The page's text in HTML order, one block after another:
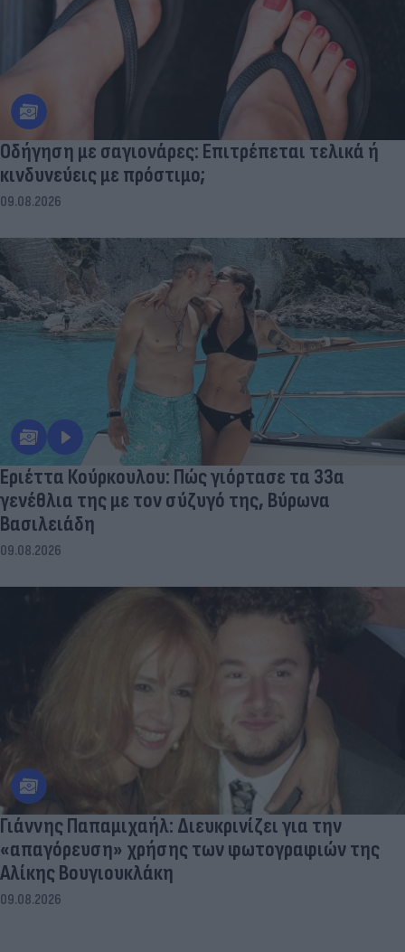
Οδήγηση με σαγιονάρες: Επιτρέπεται τελικά ή
κινδυνεύεις με πρόστιμο;
09.08.2026
Εριέττα Κούρκουλου: Πώς γιόρτασε τα 33α
γενέθλια της με τον σύζυγό της, Βύρωνα
Βασιλειάδη
09.08.2026
Γιάννης Παπαμιχαήλ: Διευκρινίζει για την
«απαγόρευση» χρήσης των φωτογραφιών της
Αλίκης Βουγιουκλάκη
09.08.2026